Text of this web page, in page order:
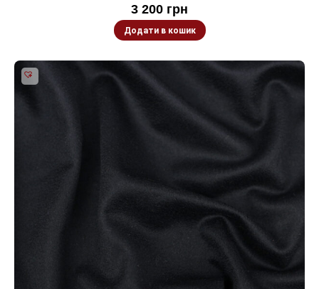
3 200 грн
Додати в кошик